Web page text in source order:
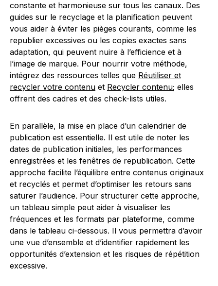
constante et harmonieuse sur tous les canaux. Des
guides sur le recyclage et la planification peuvent
vous aider à éviter les pièges courants, comme les
republier excessives ou les copies exactes sans
adaptation, qui peuvent nuire à l’efficience et à
l’image de marque. Pour nourrir votre méthode,
intégrez des ressources telles que Réutiliser et
recycler votre contenu et Recycler contenu; elles
offrent des cadres et des check-lists utiles.
En parallèle, la mise en place d’un calendrier de
publication est essentielle. Il est utile de noter les
dates de publication initiales, les performances
enregistrées et les fenêtres de republication. Cette
approche facilite l’équilibre entre contenus originaux
et recyclés et permet d’optimiser les retours sans
saturer l’audience. Pour structurer cette approche,
un tableau simple peut aider à visualiser les
fréquences et les formats par plateforme, comme
dans le tableau ci-dessous. Il vous permettra d’avoir
une vue d’ensemble et d’identifier rapidement les
opportunités d’extension et les risques de répétition
excessive.